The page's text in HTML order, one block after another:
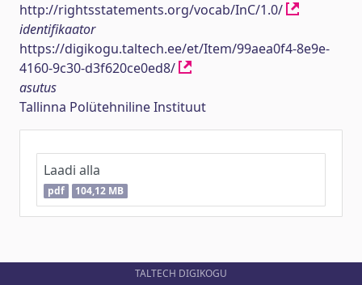
http://rightsstatements.org/vocab/InC/1.0/
identifikaator
https://digikogu.taltech.ee/et/Item/99aea0f4-8e9e-
4160-9c30-d3f620ce0ed8/
asutus
Tallinna Polütehniline Instituut
Laadi alla
pdf 104,12 MB
TALTECH DIGIKOGU